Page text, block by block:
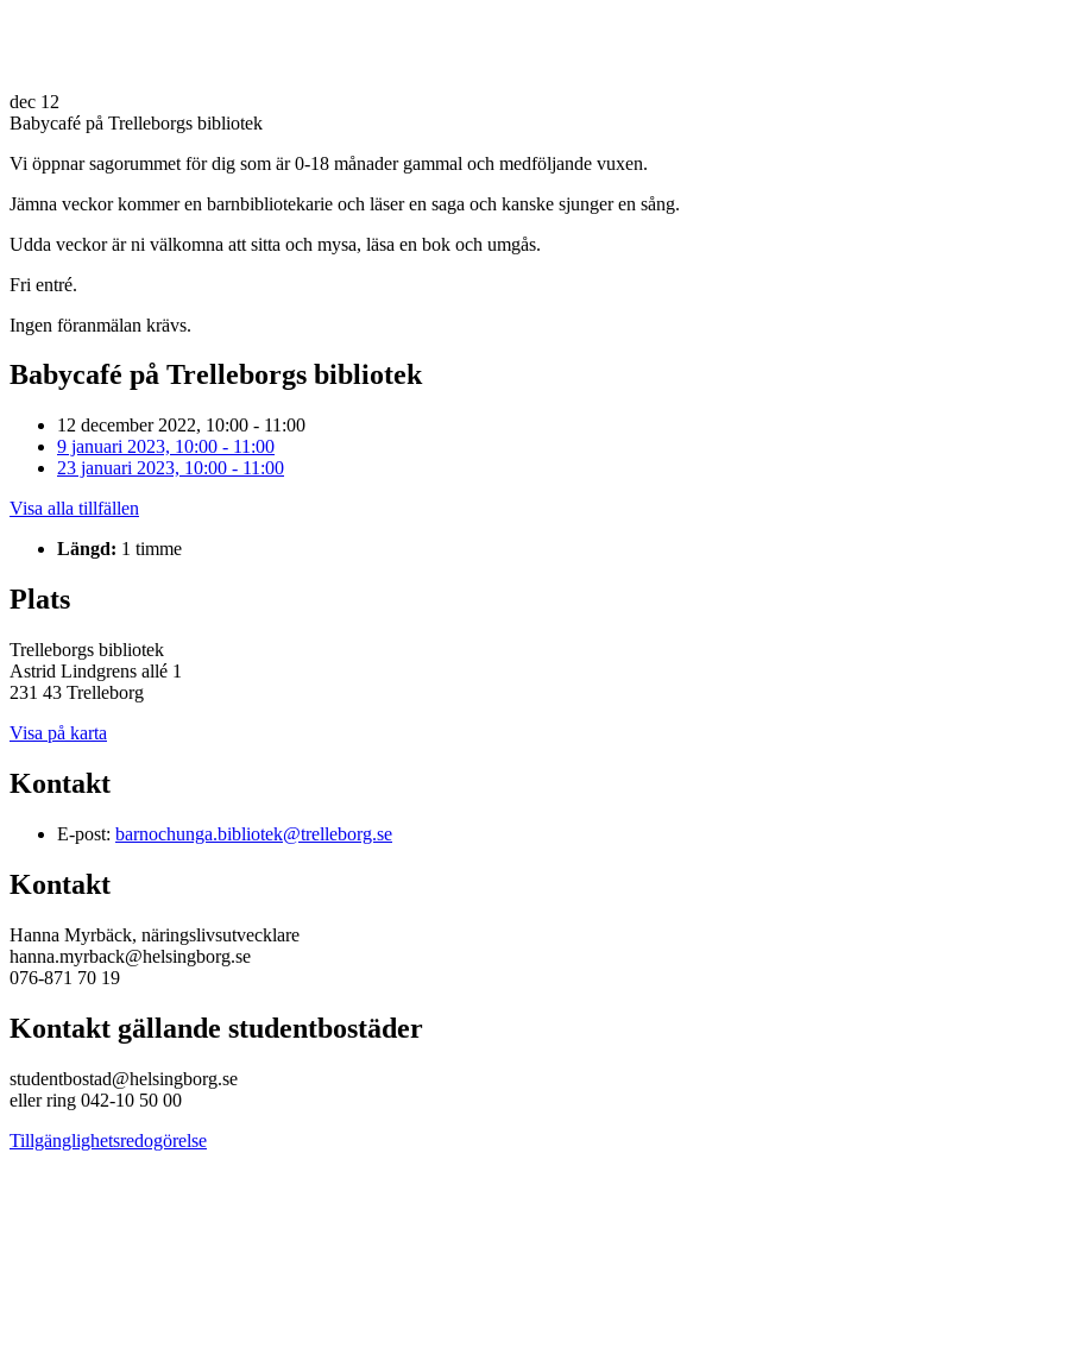
dec 12
Babycafé på Trelleborgs bibliotek
Vi öppnar sagorummet för dig som är 0-18 månader gammal och medföljande vuxen.
Jämna veckor kommer en barnbibliotekarie och läser en saga och kanske sjunger en sång.
Udda veckor är ni välkomna att sitta och mysa, läsa en bok och umgås.
Fri entré.
Ingen föranmälan krävs.
Babycafé på Trelleborgs bibliotek
12 december 2022, 10:00 - 11:00
9 januari 2023, 10:00 - 11:00
23 januari 2023, 10:00 - 11:00
Visa alla tillfällen
Längd: 1 timme
Plats
Trelleborgs bibliotek
Astrid Lindgrens allé 1
231 43 Trelleborg
Visa på karta
Kontakt
E-post: barnochunga.bibliotek@trelleborg.se
Kontakt
Hanna Myrbäck, näringslivsutvecklare
hanna.myrback@helsingborg.se
076-871 70 19
Kontakt gällande studentbostäder
studentbostad@helsingborg.se
eller ring 042-10 50 00
Tillgänglighetsredogörelse